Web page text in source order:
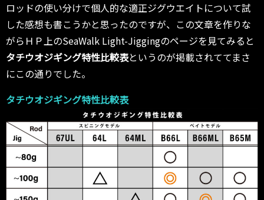
ロッドの使い分けで個人的な適正ジグウエイトについて試
した感想も書こうかと思ったのですが、この文章を作りな
がらＨＰ上のSeaWalk Light-Jiggingのページを見てみると
タチウオジギング特性比較表というのが掲載されててまさ
にこの通りでした。
タチウオジギング特性比較表